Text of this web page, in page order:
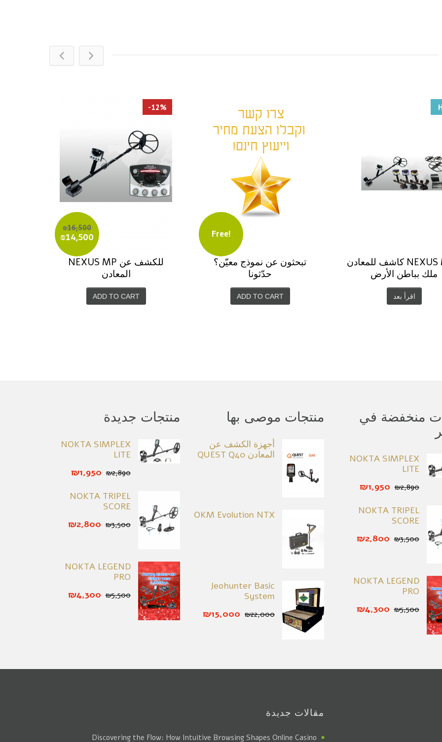
-12%
₪16,500
₪14,500
NEXUS MP للكشف عن
المعادن
ADD TO CART
Free!
تبحثون عن نموذج معيّن؟
حدّثونا
ADD TO CART
كاشف للمعادن NEXUS MKII
ملك بباطن الأرض
اقرأ بعد
منخفضة في
NOKTA SIMPLEX
LITE
₪2,890
₪1,950
NOKTA TRIPEL
SCORE
₪3,500
₪2,800
NOKTA LEGEND
PRO
₪5,500
₪4,300
منتجات موصى بها
أجهزة الكشف عن
المعادن QUEST Q40
OKM Evolution NTX
Jeohunter Basic
System
₪22,000
₪15,000
منتجات جديدة
NOKTA SIMPLEX
LITE
₪2,890
₪1,950
NOKTA TRIPEL
SCORE
₪3,500
₪2,800
NOKTA LEGEND
PRO
₪5,500
₪4,300
مقالات جديدة
Discovering the Flow: How Intuitive Browsing Shapes Online Casino